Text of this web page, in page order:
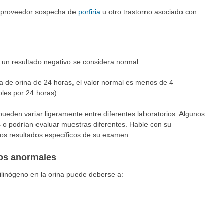
sospecha de porfiria u otro trastorno asociado con
resultado negativo se considera normal.
de orina de 24 horas, el valor normal es menos de 4
por 24 horas).
variar ligeramente entre diferentes laboratorios. Algunos
podrían evaluar muestras diferentes. Hable con su
resultados específicos de su examen.
anormales
en la orina puede deberse a: